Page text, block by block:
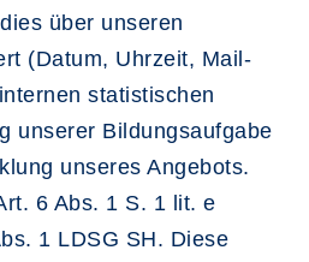
über unseren
(Datum, Uhrzeit, Mail-
statistischen
unserer Bildungsaufgabe
unseres Angebots.
6 Abs. 1 S. 1 lit. e
1 LDSG SH. Diese